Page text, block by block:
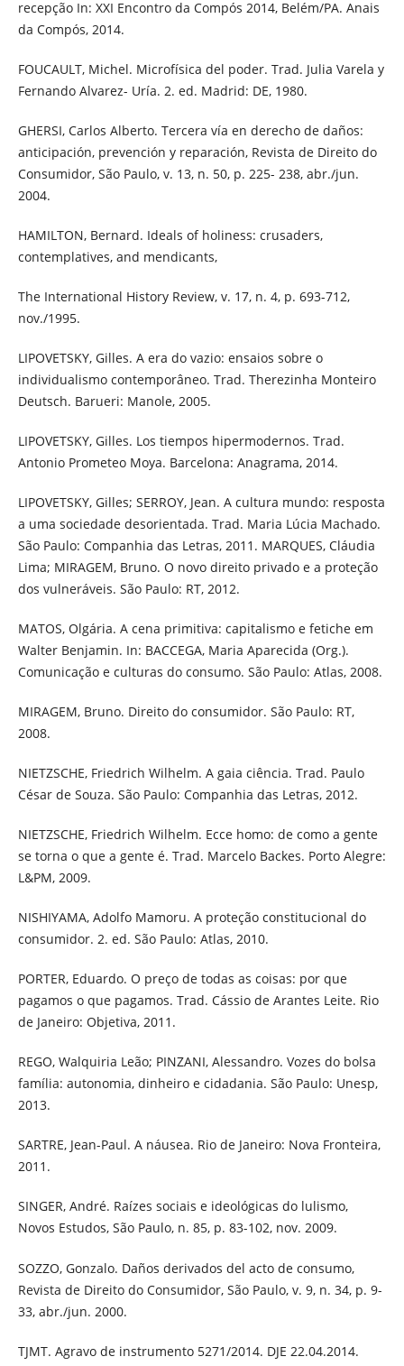
recepção In: XXI Encontro da Compós 2014, Belém/PA. Anais
da Compós, 2014.
FOUCAULT, Michel. Microfísica del poder. Trad. Julia Varela y
Fernando Alvarez- Uría. 2. ed. Madrid: DE, 1980.
GHERSI, Carlos Alberto. Tercera vía en derecho de daños:
anticipación, prevención y reparación, Revista de Direito do
Consumidor, São Paulo, v. 13, n. 50, p. 225- 238, abr./jun.
2004.
HAMILTON, Bernard. Ideals of holiness: crusaders,
contemplatives, and mendicants,
The International History Review, v. 17, n. 4, p. 693-712,
nov./1995.
LIPOVETSKY, Gilles. A era do vazio: ensaios sobre o
individualismo contemporâneo. Trad. Therezinha Monteiro
Deutsch. Barueri: Manole, 2005.
LIPOVETSKY, Gilles. Los tiempos hipermodernos. Trad.
Antonio Prometeo Moya. Barcelona: Anagrama, 2014.
LIPOVETSKY, Gilles; SERROY, Jean. A cultura mundo: resposta
a uma sociedade desorientada. Trad. Maria Lúcia Machado.
São Paulo: Companhia das Letras, 2011. MARQUES, Cláudia
Lima; MIRAGEM, Bruno. O novo direito privado e a proteção
dos vulneráveis. São Paulo: RT, 2012.
MATOS, Olgária. A cena primitiva: capitalismo e fetiche em
Walter Benjamin. In: BACCEGA, Maria Aparecida (Org.).
Comunicação e culturas do consumo. São Paulo: Atlas, 2008.
MIRAGEM, Bruno. Direito do consumidor. São Paulo: RT,
2008.
NIETZSCHE, Friedrich Wilhelm. A gaia ciência. Trad. Paulo
César de Souza. São Paulo: Companhia das Letras, 2012.
NIETZSCHE, Friedrich Wilhelm. Ecce homo: de como a gente
se torna o que a gente é. Trad. Marcelo Backes. Porto Alegre:
L&PM, 2009.
NISHIYAMA, Adolfo Mamoru. A proteção constitucional do
consumidor. 2. ed. São Paulo: Atlas, 2010.
PORTER, Eduardo. O preço de todas as coisas: por que
pagamos o que pagamos. Trad. Cássio de Arantes Leite. Rio
de Janeiro: Objetiva, 2011.
REGO, Walquiria Leão; PINZANI, Alessandro. Vozes do bolsa
família: autonomia, dinheiro e cidadania. São Paulo: Unesp,
2013.
SARTRE, Jean-Paul. A náusea. Rio de Janeiro: Nova Fronteira,
2011.
SINGER, André. Raízes sociais e ideológicas do lulismo,
Novos Estudos, São Paulo, n. 85, p. 83-102, nov. 2009.
SOZZO, Gonzalo. Daños derivados del acto de consumo,
Revista de Direito do Consumidor, São Paulo, v. 9, n. 34, p. 9-
33, abr./jun. 2000.
TJMT. Agravo de instrumento 5271/2014. DJE 22.04.2014.